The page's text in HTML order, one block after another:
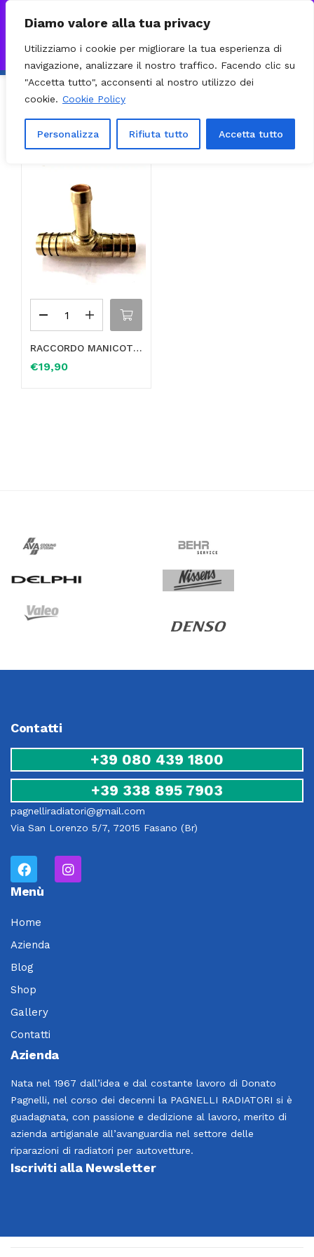
Diamo valore alla tua privacy
Utilizziamo i cookie per migliorare la tua esperienza di
navigazione, analizzare il nostro traffico. Facendo clic su
"Accetta tutto", acconsenti al nostro utilizzo dei
cookie. Cookie Policy
Personalizza Rifiuta tutto Accetta tutto
VISITA IL NOSTRO E-COMMERCE – SPEDIZIONI NAZIONALI E
INVIATE CON CORRIERE DHL EXPRESS - BRT - UPSIgnora
Visualizzazione del risultato
Filter
RACCORDO MANICOTTO FLESSIBILE TUBO ACQUA 3 VIE IN OTTONE PER JEEP CHEROKEE – FIAT PANDA 16MM 10MM 16MM
€19,90
Contatti
+39 080 439 1800
+39 338 895 7903
pagnelliradiatori@gmail.com
Via San Lorenzo 5/7, 72015 Fasano (Br)
Menù
Home
Azienda
Blog
Shop
Gallery
Contatti
Azienda
Nata nel 1967 dall’idea e dal costante lavoro di Donato
Pagnelli, nel corso dei decenni la PAGNELLI RADIATORI si è
guadagnata, con passione e dedizione al lavoro, merito di
azienda artigianale all’avanguardia nel settore delle
riparazioni di radiatori per autovetture.
Iscriviti alla Newsletter